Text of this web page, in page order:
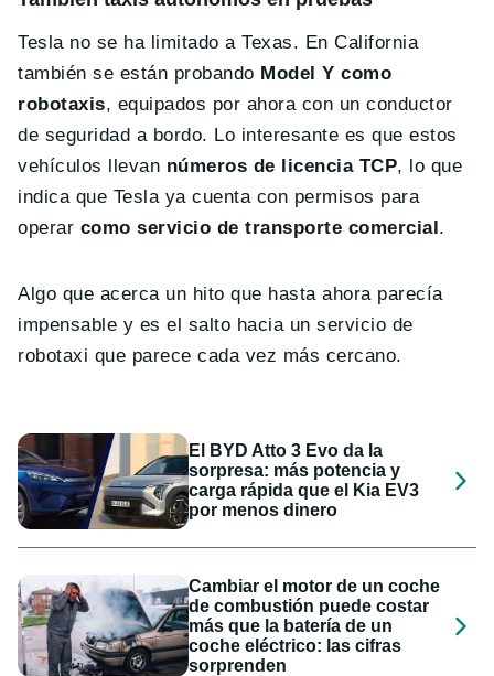
Tesla no se ha limitado a Texas. En California
también se están probando Model Y como
robotaxis, equipados por ahora con un conductor
de seguridad a bordo. Lo interesante es que estos
vehículos llevan números de licencia TCP, lo que
indica que Tesla ya cuenta con permisos para
operar como servicio de transporte comercial.
Algo que acerca un hito que hasta ahora parecía
impensable y es el salto hacia un servicio de
robotaxi que parece cada vez más cercano.
El BYD Atto 3 Evo da la
sorpresa: más potencia y
carga rápida que el Kia EV3
por menos dinero
Cambiar el motor de un coche
de combustión puede costar
más que la batería de un
coche eléctrico: las cifras
sorprenden